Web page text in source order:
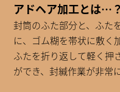
アドヘア加工とは…？
封筒のふた部分と、ふた
に、ゴム糊を帯状に敷く
ふたを折り返して軽く押
ができ、封緘作業が非常